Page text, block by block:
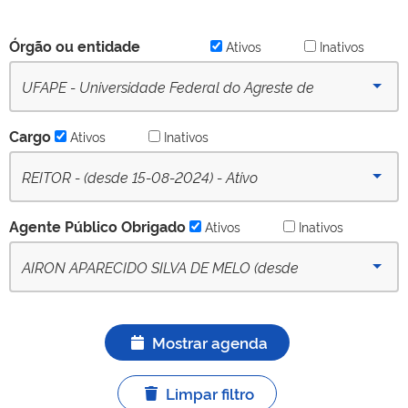
Órgão ou entidade Ativos Inativos
UFAPE - Universidade Federal do Agreste de
Cargo Ativos Inativos
REITOR - (desde 15-08-2024) - Ativo
Agente Público Obrigado Ativos Inativos
AIRON APARECIDO SILVA DE MELO (desde
Mostrar agenda
Limpar filtro